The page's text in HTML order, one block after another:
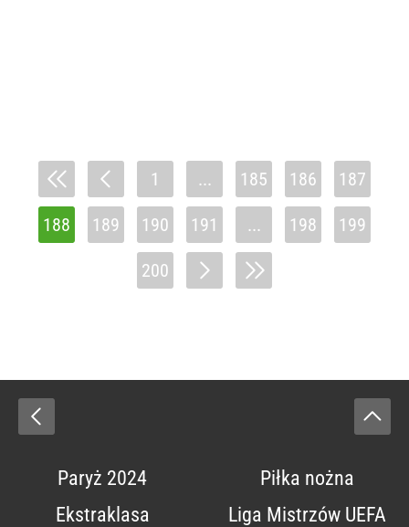
1 ... 185 186 187
188 189 190 191 ... 198 199
200
Paryż 2024
Piłka nożna
Ekstraklasa
Liga Mistrzów UEFA